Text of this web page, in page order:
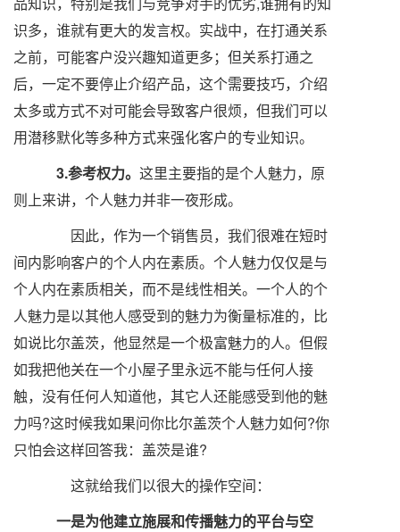
识多，谁就有更大的发言权。实战中，在打通关系
之前，可能客户没兴趣知道更多；但关系打通之
后，一定不要停止介绍产品，这个需要技巧，介绍
太多或方式不对可能会导致客户很烦，但我们可以
用潜移默化等多种方式来强化客户的专业知识。
3.参考权力。 这里主要指的是个人魅力，原
则上来讲，个人魅力并非一夜形成。
因此，作为一个销售员，我们很难在短时
间内影响客户的个人内在素质。个人魅力仅仅是与
个人内在素质相关，而不是线性相关。一个人的个
人魅力是以其他人感受到的魅力为衡量标准的，比
如说比尔盖茨，他显然是一个极富魅力的人。但假
如我把他关在一个小屋子里永远不能与任何人接
触，没有任何人知道他，其它人还能感受到他的魅
力吗?这时候我如果问你比尔盖茨个人魅力如何?你
只怕会这样回答我：盖茨是谁?
这就给我们以很大的操作空间：
一是为他建立施展和传播魅力的平台与空